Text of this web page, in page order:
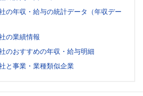
の年収・給与の統計データ（年収デー
の業績情報
のおすすめの年収・給与明細
と事業・業種類似企業